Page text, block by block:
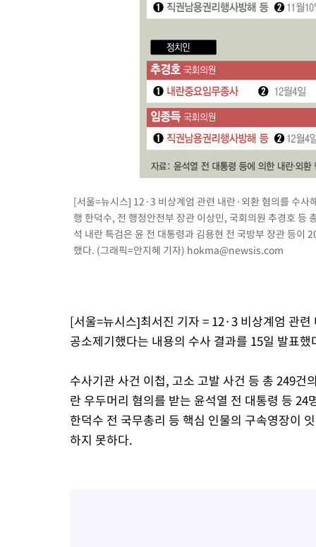
[서울=뉴시스] 12·3 비상계엄 관련 내란·외환 혐의를 수사
행 한덕수, 전 행정안전부 장관 이상민, 국회의원 추경호 등
석 내란 특검은 윤 전 대통령과 김용현 전 국방부 장관 등이
했다. (그래픽=안지혜 기자) hokma@newsis.com
[서울=뉴시스]최서진 기자 = 12·3 비상계엄 관
공소제기했다는 내용의 수사 결과를 15일 발표했
수사기관 사건 이첩, 고소 고발 사건 등 총 249
란 우두머리 혐의를 받는 윤석열 전 대통령 등
한덕수 전 국무총리 등 핵심 인물의 구속영장이
하지 못하다.